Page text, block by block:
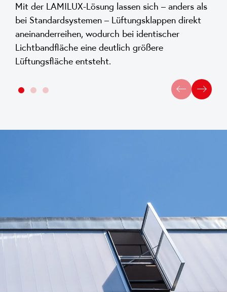
Mit der LAMILUX-Lösung lassen sich – anders als
bei Standardsystemen – Lüftungsklappen direkt
aneinanderreihen, wodurch bei identischer
Lichtbandfläche eine deutlich größere
Lüftungsfläche entsteht.